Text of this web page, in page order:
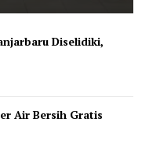
Diselidiki,
Air Bersih Gratis